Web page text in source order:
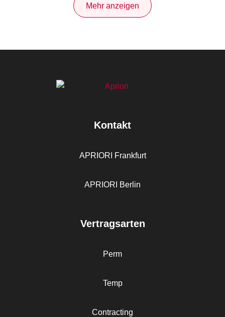
Mehr anzeigen
Kontakt
APRIORI Frankfurt
APRIORI Berlin
Vertragsarten
Perm
Temp
Contracting